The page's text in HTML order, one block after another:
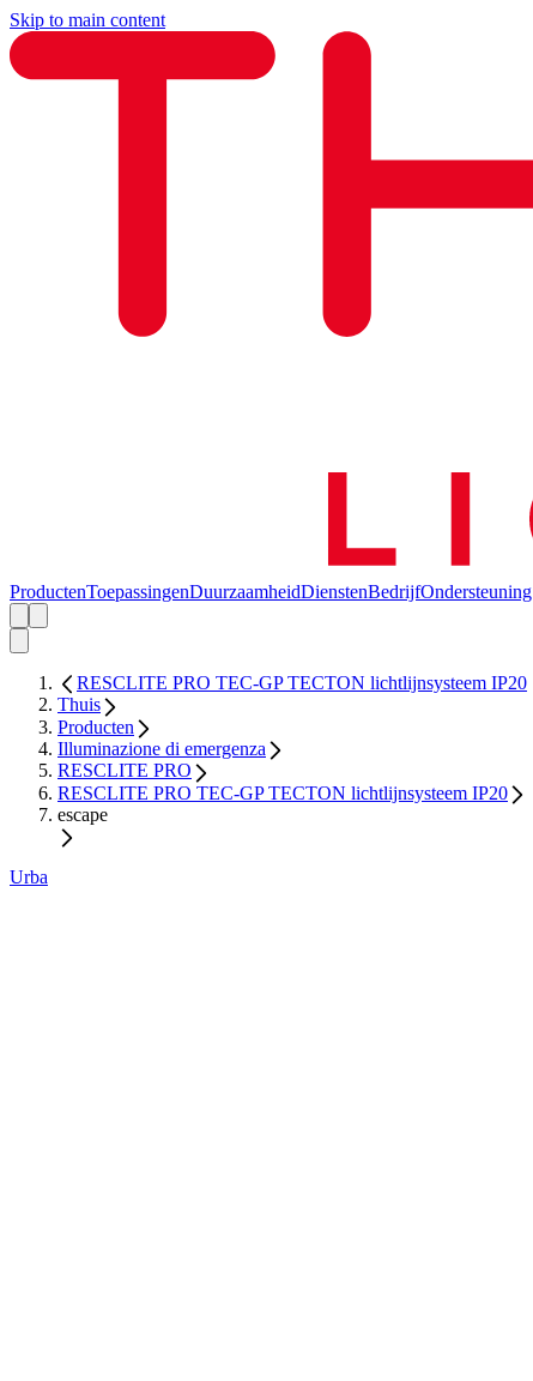
Skip to main content
ProductenToepassingenDuurzaamheidDienstenBedrijfOndersteuning
RESCLITE PRO TEC-GP TECTON lichtlijnsysteem IP20
Thuis
Producten
Illuminazione di emergenza
RESCLITE PRO
RESCLITE PRO TEC-GP TECTON lichtlijnsysteem IP20
escape
Urba